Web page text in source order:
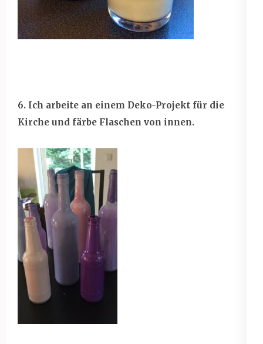
6. Ich arbeite an einem Deko-Projekt für die
Kirche und färbe Flaschen von innen.